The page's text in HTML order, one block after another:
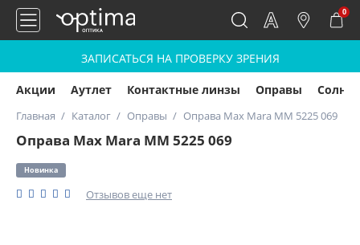
0
ЗАПИСАТЬСЯ НА ПРОВЕРКУ ЗРЕНИЯ
Акции Аутлет Контактные линзы Оправы
Главная Каталог Оправы Оправа Max Mara MM 5225 069
Оправа Max Mara MM 5225 069
Новинка
Отзывов еще нет